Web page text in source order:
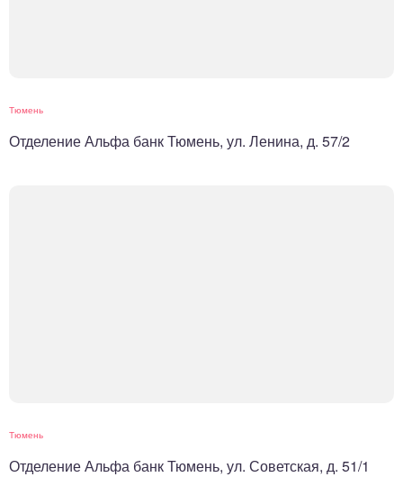
Тюмень
Отделение Альфа банк Тюмень, ул. Ленина, д. 57/2
Тюмень
Отделение Альфа банк Тюмень, ул. Советская, д. 51/1